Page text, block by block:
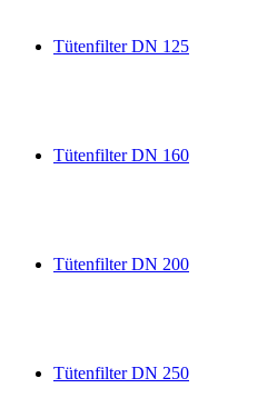
Tütenfilter DN 125
Tütenfilter DN 160
Tütenfilter DN 200
Tütenfilter DN 250